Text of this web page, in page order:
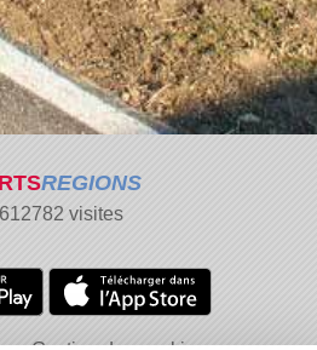
REGIONS
612782 visites